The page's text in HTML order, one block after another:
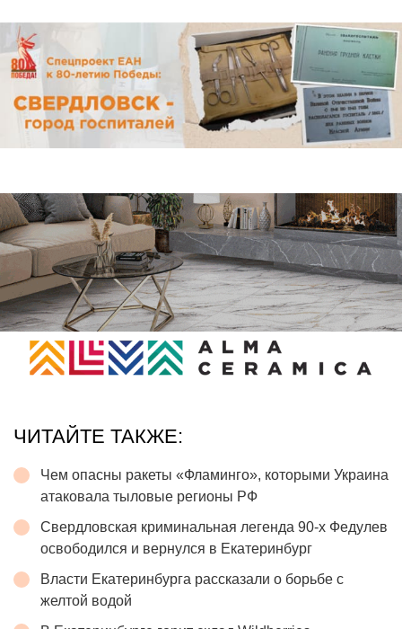
ЧИТАЙТЕ ТАКЖЕ:
Чем опасны ракеты «Фламинго», которыми Украина
атаковала тыловые регионы РФ
Свердловская криминальная легенда 90-х Федулев
освободился и вернулся в Екатеринбург
Власти Екатеринбурга рассказали о борьбе с
желтой водой